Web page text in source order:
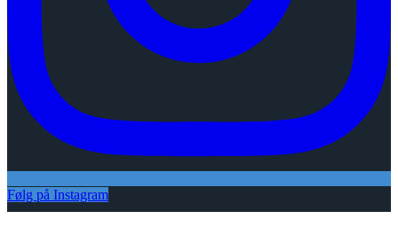
Følg på Instagram